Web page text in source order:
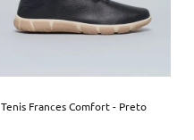
Tenis Frances Comfort - Preto